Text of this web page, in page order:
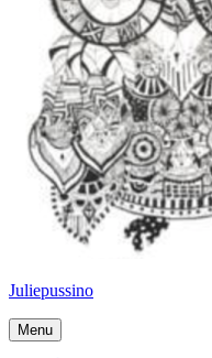
Juliepussino
Menu